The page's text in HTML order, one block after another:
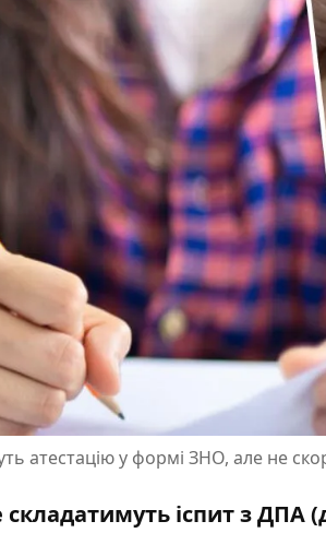
атестацію у формі ЗНО, але не
складатимуть іспит з ДПА